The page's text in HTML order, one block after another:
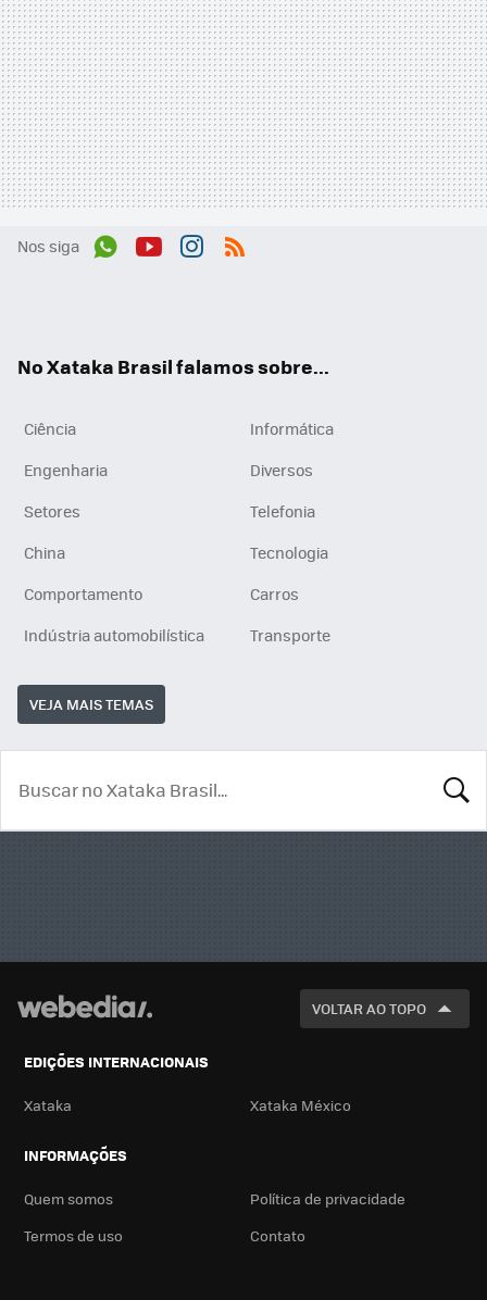
Nos siga
No Xataka Brasil falamos sobre...
Ciência
Informática
Engenharia
Diversos
Setores
Telefonia
China
Tecnologia
Comportamento
Carros
Indústria automobilística
Transporte
VEJA MAIS TEMAS
VOLTAR AO TOPO
EDIÇÕES INTERNACIONAIS
Xataka Xataka México
INFORMAÇÕES
Quem somos
Política de privacidade
Termos de uso
Contato